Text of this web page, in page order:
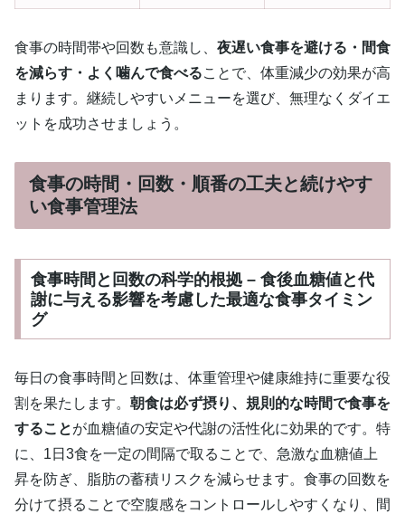
食事の時間帯や回数も意識し、 夜遅い食事を避ける・間食
を減らす・よく噛んで食べることで、体重減少の効果が高
まります。継続しやすいメニューを選び、無理なくダイエ
ットを成功させましょう。
食事の時間・回数・順番の工夫と続けやす
い食事管理法
食事時間と回数の科学的根拠 – 食後血糖値と代
謝に与える影響を考慮した最適な食事タイミン
グ
毎日の食事時間と回数は、体重管理や健康維持に重要な役
割を果たします。 朝食は必ず摂り、規則的な時間で食事を
することが血糖値の安定や代謝の活性化に効果的です。特
に、1日3食を一定の間隔で取ることで、急激な血糖値上
昇を防ぎ、脂肪の蓄積リスクを減らせます。食事の回数を
分けて摂ることで空腹感をコントロールしやすくなり、間